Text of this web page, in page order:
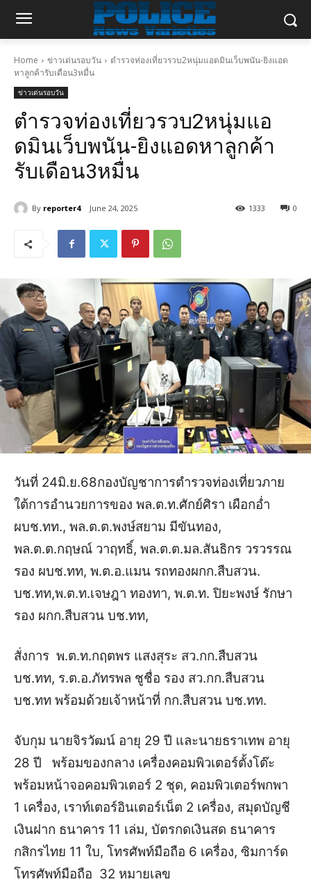
Home ข่าวเด่นรอบวัน
ตำรวจท่องเที่ยวรวบ2หนุ่มแอดมินเว็บพนัน-ยิงแอด
หาลูกค้ารับเดือน3หมื่น
ข่าวเด่นรอบวัน
ตำรวจท่องเที่ยวรวบ2หนุ่มแอ
ดมินเว็บพนัน-ยิงแอดหาลูกค้า
รับเดือน3หมื่น
By reporter4 June 24, 2025 0
1333
วันที่ 24มิ.ย.68กองบัญชาการตำรวจท่องเที่ยวภาย
ใต้การอำนวยการของ พล.ต.ท.ศักย์ศิรา เผือกอ่ำ
ผบช.ทท., พล.ต.ต.พงษ์สยาม มีขันทอง,
พล.ต.ต.กฤษณ์ วาฤทธิ์, พล.ต.ต.มล.สันธิกร วรวรรณ
รอง ผบช.ทท, พ.ต.อ.แมน รถทองผกก.สืบสวน.
บช.ทท,พ.ต.ท.เจษฎา ทองทา, พ.ต.ท. ปิยะพงษ์ รักษา
รอง ผกก.สืบสวน บช.ทท,
สั่งการ พ.ต.ท.กฤตพร แสงสุระ สว.กก.สืบสวน
บช.ทท, ร.ต.อ.ภัทรพล ชูชื่อ รอง สว.กก.สืบสวน
บช.ทท พร้อมด้วยเจ้าหน้าที่ กก.สืบสวน บช.ทท.
จับกุม นายจิรวัฒน์ อายุ 29 ปี และนายธราเทพ อายุ
28 ปี
พร้อมของกลาง เครื่องคอมพิวเตอร์ตั้งโต๊ะ
พร้อมหน้าจอคอมพิวเตอร์ 2 ชุด, คอมพิวเตอร์พกพา
1 เครื่อง, เราท์เตอร์อินเตอร์เน็ต 2 เครื่อง, สมุดบัญชี
เงินฝาก ธนาคาร 11 เล่ม, บัตรกดเงินสด ธนาคาร
กสิกรไทย 11 ใบ, โทรศัพท์มือถือ 6 เครื่อง, ซิมการ์ด
โทรศัพท์มือถือ 32 หมายเลข